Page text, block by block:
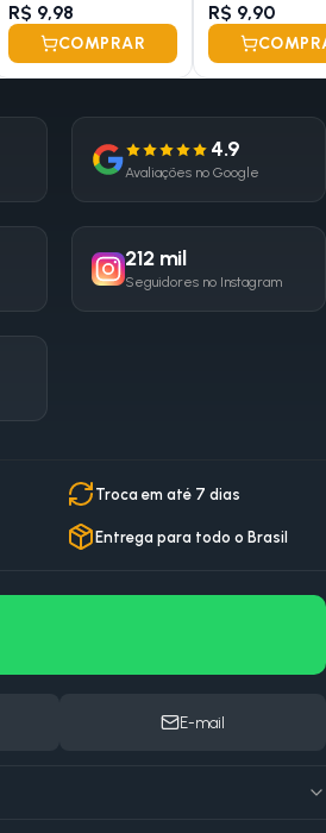
R$ 9,98
COMPRAR
R$ 9,90
4.9
Avaliações no Google
212 mil
Seguidores no Instagram
Troca em até 7 dias
Entrega para todo o Brasil
E-mail